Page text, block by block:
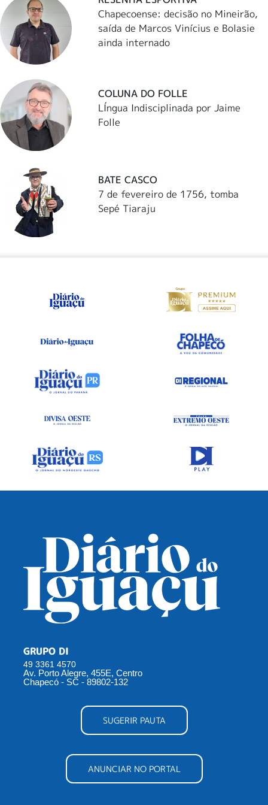
Chapecoense: decisão no Mineirão,
saída de Marcos Vinícius e Bolasie
ainda internado
COLUNA DO FOLLE
LÍngua Indisciplinada por Jaime
Folle
BATE CASCO
7 de fevereiro de 1756, tomba
Sepé Tiaraju
GRUPO DI
49 3361 4570
Av. Porto Alegre, 455E, Centro
Chapecó - SC - 89802-132
SUGERIR PAUTA
ANUNCIAR NO PORTAL